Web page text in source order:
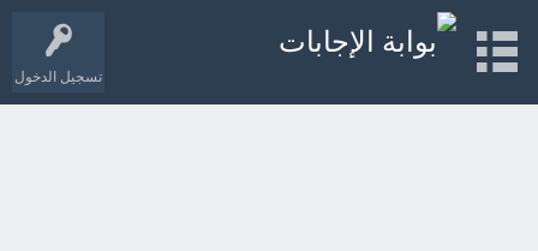
تسجيل الدخول